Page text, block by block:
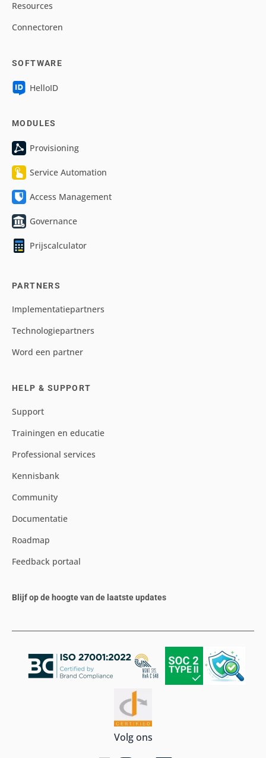
Resources
Connectoren
SOFTWARE
HelloID
MODULES
Provisioning
Service Automation
Access Management
Governance
Prijscalculator
PARTNERS
Implementatiepartners
Technologiepartners
Word een partner
HELP & SUPPORT
Support
Trainingen en educatie
Professional services
Kennisbank
Community
Documentatie
Roadmap
Feedback portaal
Blijf op de hoogte van de laatste updates
Volg ons